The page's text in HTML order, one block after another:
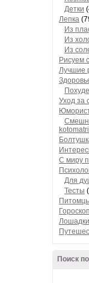
Детки
Лепка
Из
Из
Из
Рисуем
Лучшие
Уход за
С миру
Для
Тесты
Лошадки
Поиск